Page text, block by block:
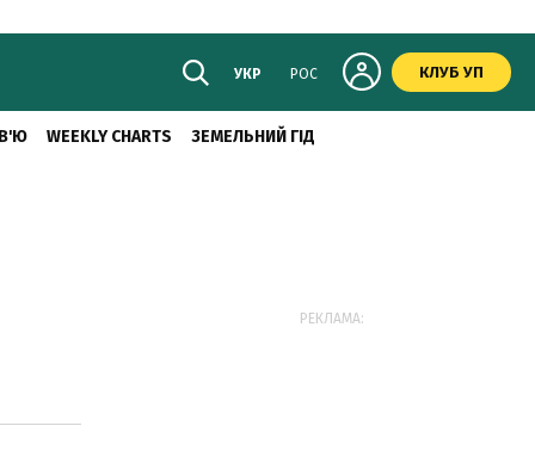
УКР РОС КЛУБ УП
WEEKLY CHARTS ЗЕМЕЛЬНИЙ ГІД
РЕКЛАМА: